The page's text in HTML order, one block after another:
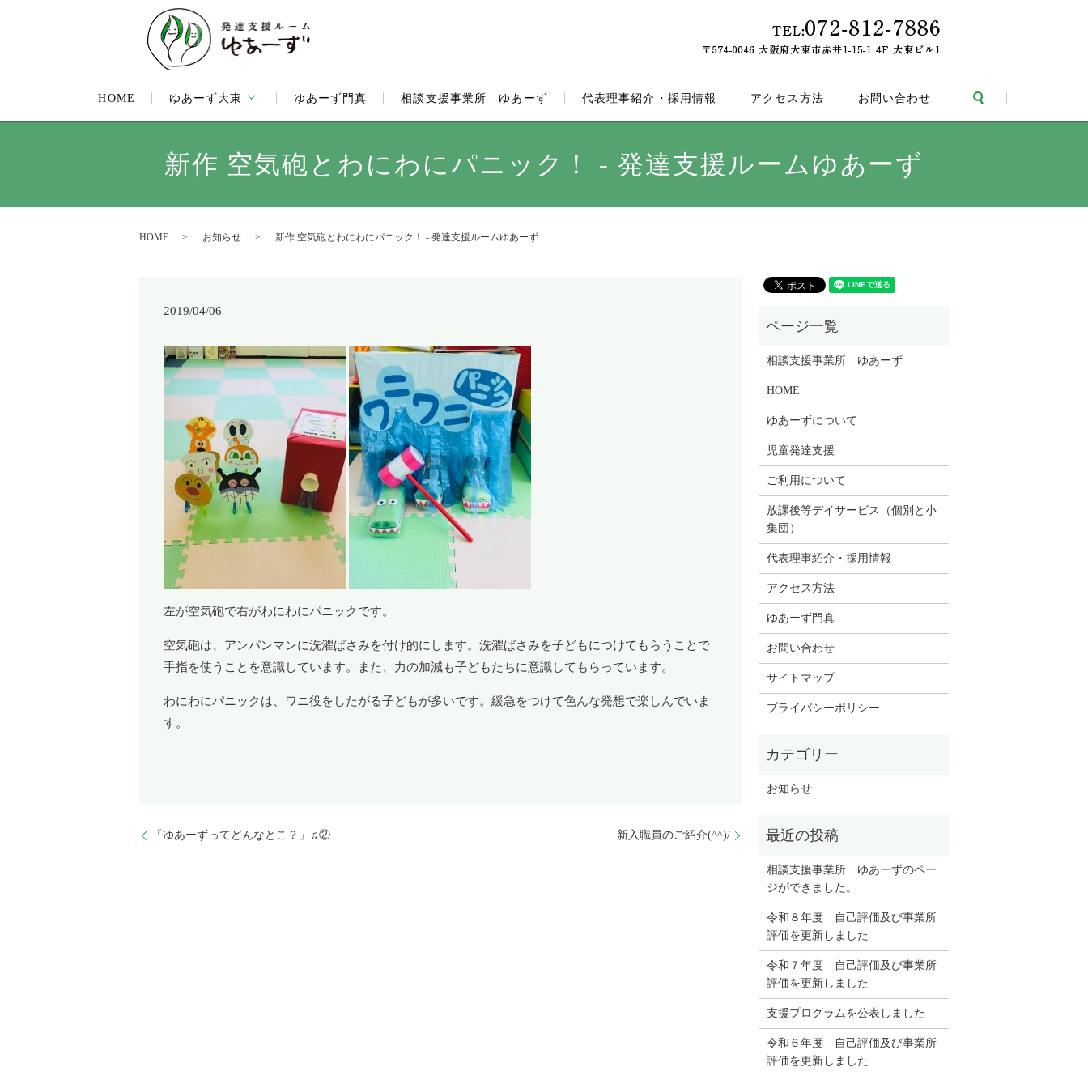
HOME ゆあーず大東 ゆあーず門真 相談支援事業所 ゆあーず 代表理事紹介・採用情報 アクセス方法 お問い合わせ
新作 空気砲とわにわにパニック！ - 発達支援ルームゆあーず
HOME お知らせ 新作 空気砲とわにわにパニック！ - 発達支援ルームゆあーず
2019/04/06
左が空気砲で右がわにわにパニックです。
空気砲は、アンパンマンに洗濯ばさみを付け的にします。洗濯ばさみを子どもにつけてもらうことで
手指を使うことを意識しています。また、力の加減も子どもたちに意識してもらっています。
わにわにパニックは、ワニ役をしたがる子どもが多いです。緩急をつけて色んな発想で楽しんでいま
す。
「ゆあーずってどんなとこ？」♫② 新入職員のご紹介(^^)/
相談支援事業所 ゆあーず
HOME
ゆあーずについて
児童発達支援
ご利用について
放課後等デイサービス（個別と小
集団）
代表理事紹介・採用情報
アクセス方法
ゆあーず門真
お問い合わせ
サイトマップ
プライバシーポリシー
お知らせ
相談支援事業所 ゆあーずのペー
ジができました。
令和８年度 自己評価及び事業所
評価を更新しました
令和７年度 自己評価及び事業所
評価を更新しました
支援プログラムを公表しました
令和６年度 自己評価及び事業所
評価を更新しました